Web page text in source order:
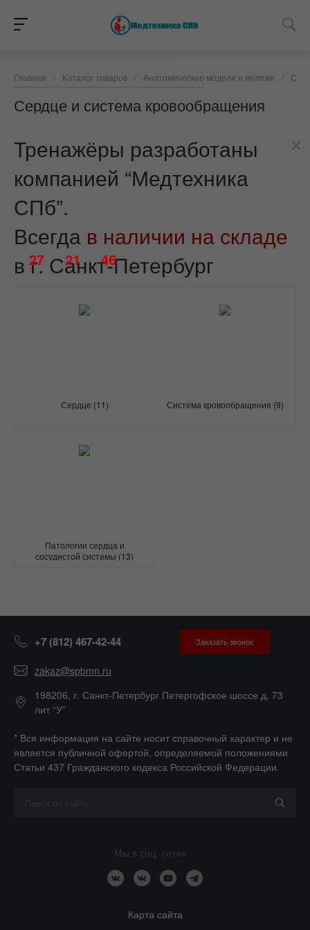
Главная / Каталог товаров / Анатомические модели и муляжи /
Сердце и система кровообращения
Тренажёры разработаны
компанией “Медтехника
СПб”.
Всегда в наличии на складе
в г. Санкт-Петербург
Сердце (11) Система кровообращения (9)
Патологии сердца и
сосудистой системы (13)
+7 (812) 467-42-44 Заказать звонок
zakaz@spbmn.ru
198206, г. Санкт-Петербург Петергофское шоссе д. 73
лит “У”
* Вся информация на сайте носит справочный характер и не
является публичной офертой, определяемой положениями
Статьи 437 Гражданского кодекса Российской Федерации.
Мы в соц. сетях
Карта сайта
×
27 21 46